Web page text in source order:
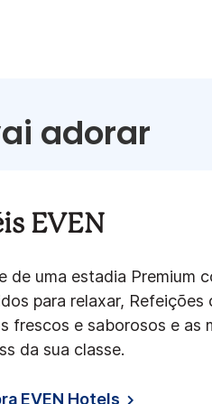
adorar
EVEN
de uma estadia Premium
para relaxar, Refeições
frescos e saborosos e as
da sua classe​.
EVEN Hotels